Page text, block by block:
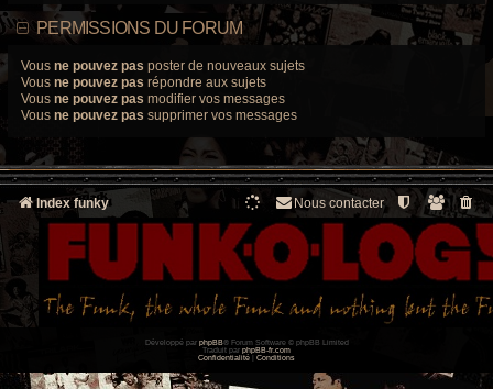
PERMISSIONS DU FORUM
Vous ne pouvez pas poster de nouveaux sujets
Vous ne pouvez pas répondre aux sujets
Vous ne pouvez pas modifier vos messages
Vous ne pouvez pas supprimer vos messages
Index funky Nous contacter
Développé par phpBB® Forum Software © phpBB Limited
Traduit par phpBB-fr.com
Confidentialité
Conditions